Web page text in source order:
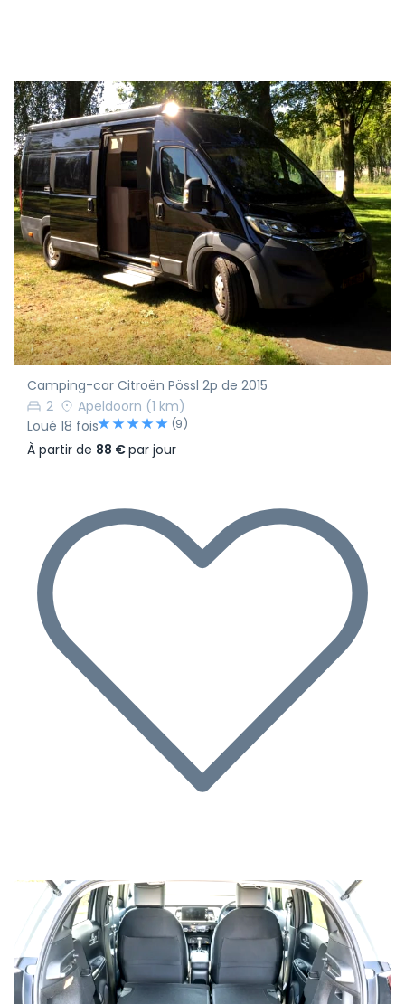
Camping-car Citroën Pössl 2p de 2015
2
Apeldoorn (1 km)
Loué 18 fois
(9)
À partir de 88 €par jour